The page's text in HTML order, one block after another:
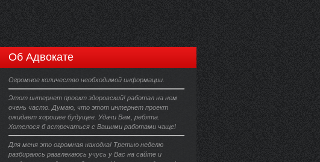
Об Адвокате
Огромное количество необходимой информации.
Этот интернет проект здоровский! работал на нем
очень часто. Думаю, что этот интернет проект
ожидает хорошее будущее. Удачи Вам, ребята.
Хотелося б встречаться с Вашими работами чаще!
Для меня это огромная находка! Третью неделю
разбираюсь развлекаюсь учусь у Вас на сайте и